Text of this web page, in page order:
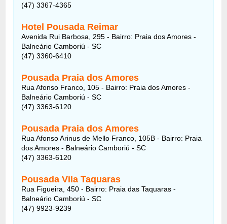
(47) 3367-4365
Hotel Pousada Reimar
Avenida Rui Barbosa, 295 - Bairro: Praia dos Amores -
Balneário Camboriú - SC
(47) 3360-6410
Pousada Praia dos Amores
Rua Afonso Franco, 105 - Bairro: Praia dos Amores -
Balneário Camboriú - SC
(47) 3363-6120
Pousada Praia dos Amores
Rua Afonso Arinus de Mello Franco, 105B - Bairro: Praia
dos Amores - Balneário Camboriú - SC
(47) 3363-6120
Pousada Vila Taquaras
Rua Figueira, 450 - Bairro: Praia das Taquaras -
Balneário Camboriú - SC
(47) 9923-9239